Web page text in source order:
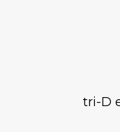
tri-D